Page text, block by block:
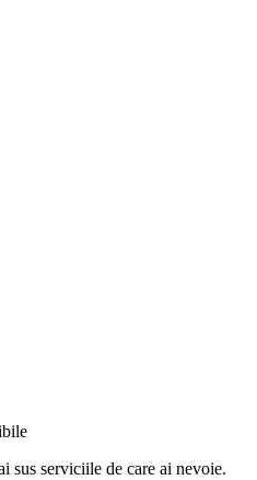
sus serviciile de care ai nevoie.